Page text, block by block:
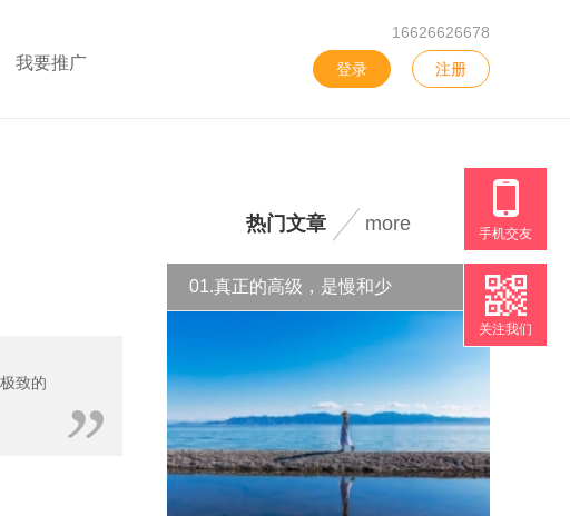
我要推广
16626626678
登录 注册
致的
热门文章 more
01.真正的高级，是慢和少
手机交友
关注我们